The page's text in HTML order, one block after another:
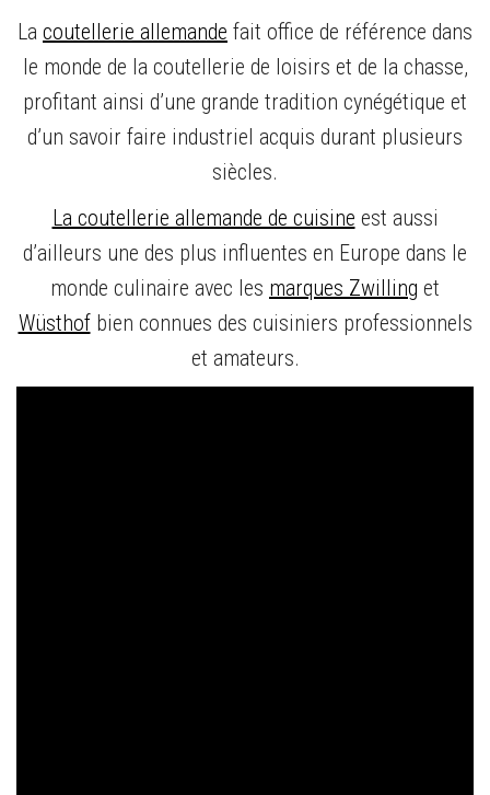
La coutellerie allemande fait office de référence dans
le monde de la coutellerie de loisirs et de la chasse,
profitant ainsi d’une grande tradition cynégétique et
d’un savoir faire industriel acquis durant plusieurs
siècles.
La coutellerie allemande de cuisine est aussi
d’ailleurs une des plus influentes en Europe dans le
monde culinaire avec les marques Zwilling et
Wüsthofbien connues des cuisiniers professionnels
et amateurs.